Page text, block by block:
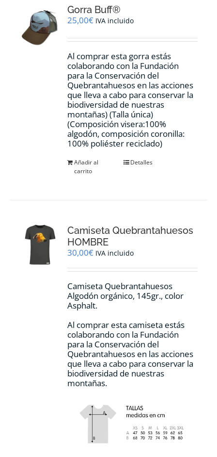
Gorra Buff®
25,00€ IVA incluido
Al comprar esta gorra estás
colaborando con la Fundación
para la Conservación del
Quebrantahuesos en las acciones
que lleva a cabo para conservar la
biodiversidad de nuestras
montañas) (Talla única)
(Composición visera:100%
algodón, composición coronilla:
100% poliéster reciclado)
Añadir al
carrito
Detalles
Camiseta Quebrantahuesos
HOMBRE
30,00€ IVA incluido
Camiseta Quebrantahuesos
Algodón orgánico, 145gr., color
Asphalt.
Al comprar esta camiseta estás
colaborando con la Fundación
para la Conservación del
Quebrantahuesos en las acciones
que lleva a cabo para conservar la
biodiversidad de nuestras
montañas.